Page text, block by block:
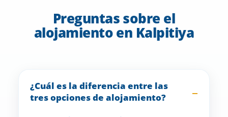
Preguntas sobre el
alojamiento en Kalpitiya
¿Cuál es la diferencia entre las
tres opciones de alojamiento?